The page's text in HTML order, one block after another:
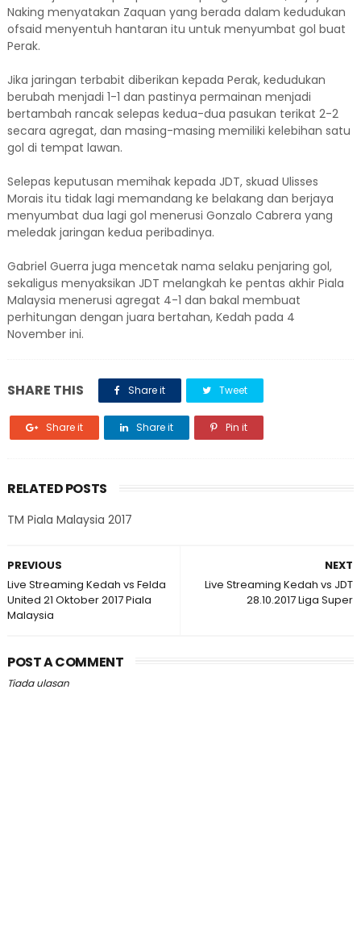
Naking menyatakan Zaquan yang berada dalam kedudukan
ofsaid menyentuh hantaran itu untuk menyumbat gol buat
Perak.
Jika jaringan terbabit diberikan kepada Perak, kedudukan
berubah menjadi 1-1 dan pastinya permainan menjadi
bertambah rancak selepas kedua-dua pasukan terikat 2-2
secara agregat, dan masing-masing memiliki kelebihan satu
gol di tempat lawan.
Selepas keputusan memihak kepada JDT, skuad Ulisses
Morais itu tidak lagi memandang ke belakang dan berjaya
menyumbat dua lagi gol menerusi Gonzalo Cabrera yang
meledak jaringan kedua peribadinya.
Gabriel Guerra juga mencetak nama selaku penjaring gol,
sekaligus menyaksikan JDT melangkah ke pentas akhir Piala
Malaysia menerusi agregat 4-1 dan bakal membuat
perhitungan dengan juara bertahan, Kedah pada 4
November ini.
SHARE THIS Share it Tweet
Share it Share it Pin it
RELATED POSTS
TM Piala Malaysia 2017
NEXT
Live Streaming Kedah vs JDT
28.10.2017 Liga Super
PREVIOUS
Live Streaming Kedah vs Felda
United 21 Oktober 2017 Piala
Malaysia
POST A COMMENT
Tiada ulasan